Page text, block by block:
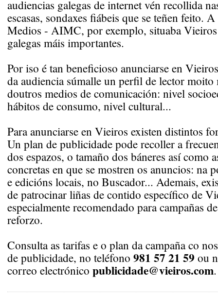
audiencias galegas de internet vén recollida
escasas, sondaxes fiábeis que se teñen feito.
Medios - AIMC, por exemplo, situaba Vieiros
galegas máis importantes.
Por iso é tan beneficioso anunciarse en
da audiencia súmalle un perfil de lector
doutros medios de comunicación: nivel
hábitos de consumo, nivel cultural...
Para anunciarse en Vieiros existen distintos
Un plan de publicidade pode recoller a
dos espazos, o tamaño dos báneres así como
concretas en que se mostren os anuncios: na
e edicións locais, no Buscador... Ademais,
de patrocinar liñas de contido específico de
especialmente recomendado para campañas
reforzo.
Consulta as tarifas e o plan da campaña co
de publicidade, no teléfono 981 57 21 59 ou
correo electrónico publicidade@vieiros.com.